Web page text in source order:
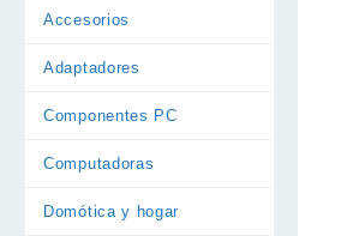
Accesorios
Adaptadores
Componentes PC
Computadoras
Domótica y hogar